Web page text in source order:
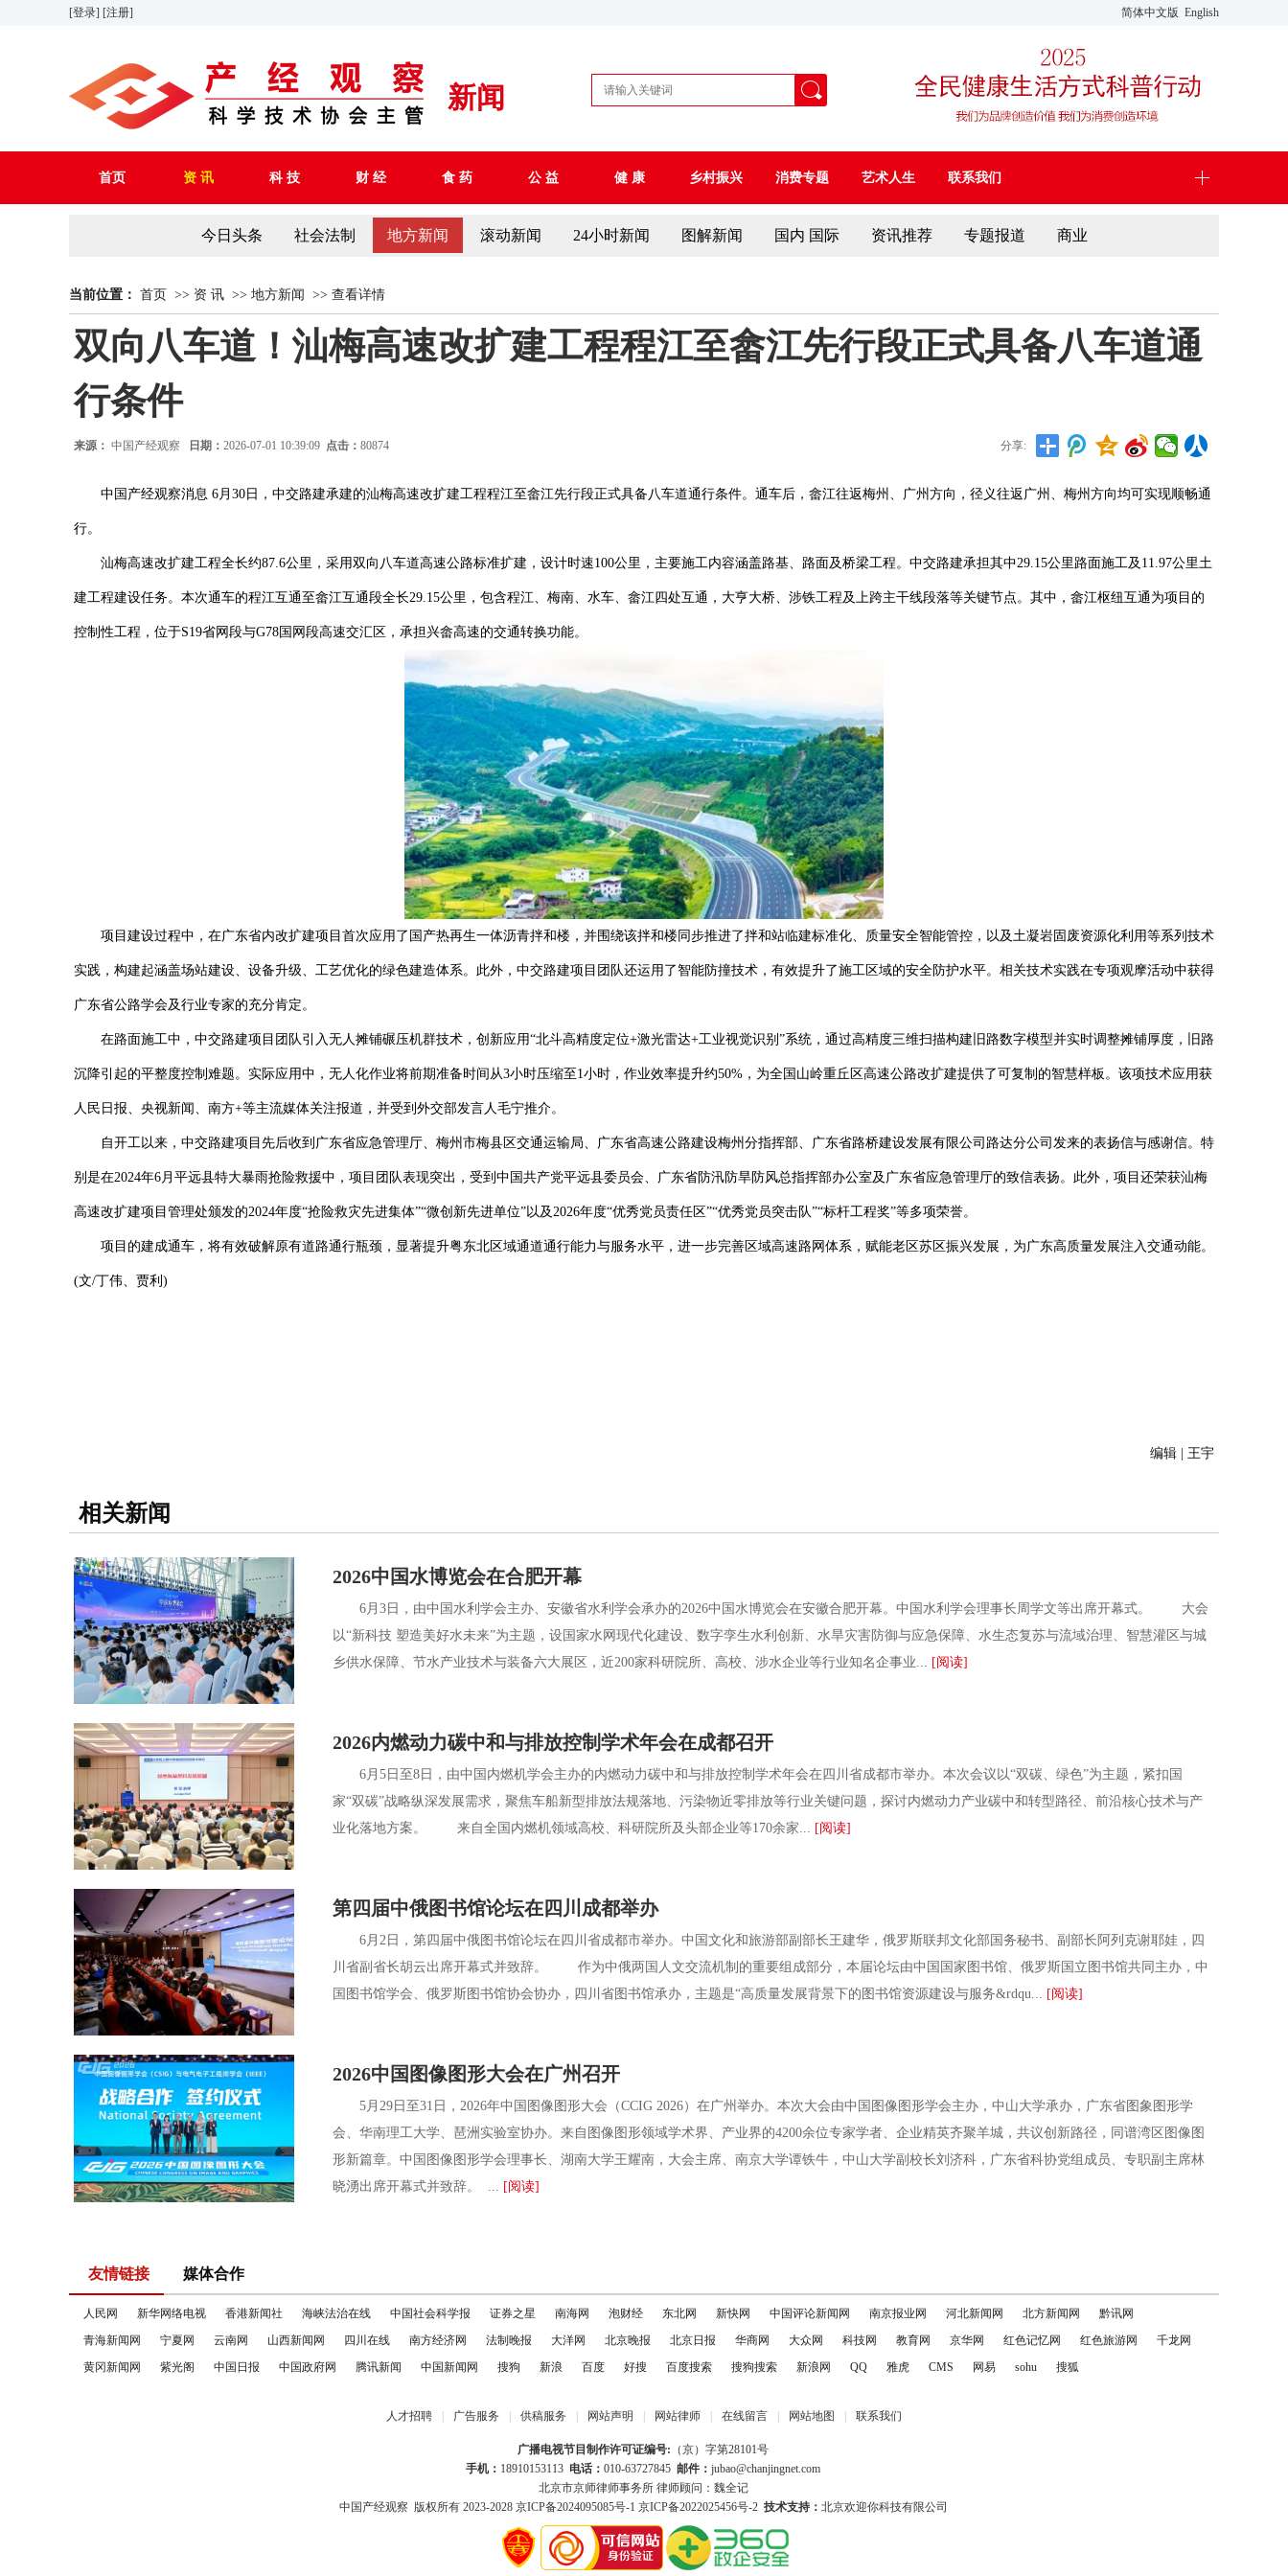
[登录] [注册] 简体中文版 English
新闻
首页 资 讯 科 技 财 经 食 药 公 益 健 康 乡村振兴 消费专题 艺术人生 联系我们
今日头条 社会法制 地方新闻 滚动新闻 24小时新闻 图解新闻 国内 国际 资讯推荐 专题报道 商业
当前位置： 首页 >> 资 讯 >> 地方新闻 >> 查看详情
双向八车道！汕梅高速改扩建工程程江至畲江先行段正式具备八车道通
行条件
来源： 中国产经观察 日期： 2026-07-01 10:39:09 点击： 80874 分享:
中国产经观察消息 6月30日，中交路建承建的汕梅高速改扩建工程程江至畲江先行段正式具备八车道通行条件。通车后，畲江往返梅州、广州方向，径义往返广州、梅州方向均可实现顺畅通
行。
汕梅高速改扩建工程全长约87.6公里，采用双向八车道高速公路标准扩建，设计时速100公里，主要施工内容涵盖路基、路面及桥梁工程。中交路建承担其中29.15公里路面施工及11.97公里土
建工程建设任务。本次通车的程江互通至畲江互通段全长29.15公里，包含程江、梅南、水车、畲江四处互通，大亨大桥、涉铁工程及上跨主干线段落等关键节点。其中，畲江枢纽互通为项目的
控制性工程，位于S19省网段与G78国网段高速交汇区，承担兴畲高速的交通转换功能。
项目建设过程中，在广东省内改扩建项目首次应用了国产热再生一体沥青拌和楼，并围绕该拌和楼同步推进了拌和站临建标准化、质量安全智能管控，以及土凝岩固废资源化利用等系列技术
实践，构建起涵盖场站建设、设备升级、工艺优化的绿色建造体系。此外，中交路建项目团队还运用了智能防撞技术，有效提升了施工区域的安全防护水平。相关技术实践在专项观摩活动中获得
广东省公路学会及行业专家的充分肯定。
在路面施工中，中交路建项目团队引入无人摊铺碾压机群技术，创新应用“北斗高精度定位+激光雷达+工业视觉识别”系统，通过高精度三维扫描构建旧路数字模型并实时调整摊铺厚度，旧路
沉降引起的平整度控制难题。实际应用中，无人化作业将前期准备时间从3小时压缩至1小时，作业效率提升约50%，为全国山岭重丘区高速公路改扩建提供了可复制的智慧样板。该项技术应用获
人民日报、央视新闻、南方+等主流媒体关注报道，并受到外交部发言人毛宁推介。
自开工以来，中交路建项目先后收到广东省应急管理厅、梅州市梅县区交通运输局、广东省高速公路建设梅州分指挥部、广东省路桥建设发展有限公司路达分公司发来的表扬信与感谢信。特
别是在2024年6月平远县特大暴雨抢险救援中，项目团队表现突出，受到中国共产党平远县委员会、广东省防汛防旱防风总指挥部办公室及广东省应急管理厅的致信表扬。此外，项目还荣获汕梅
高速改扩建项目管理处颁发的2024年度“抢险救灾先进集体”“微创新先进单位”以及2026年度“优秀党员责任区”“优秀党员突击队”“标杆工程奖”等多项荣誉。
项目的建成通车，将有效破解原有道路通行瓶颈，显著提升粤东北区域通道通行能力与服务水平，进一步完善区域高速路网体系，赋能老区苏区振兴发展，为广东高质量发展注入交通动能。
(文/丁伟、贾利)
编辑 | 王宇
相关新闻
2026中国水博览会在合肥开幕
6月3日，由中国水利学会主办、安徽省水利学会承办的2026中国水博览会在安徽合肥开幕。中国水利学会理事长周学文等出席开幕式。 大会
以“新科技 塑造美好水未来”为主题，设国家水网现代化建设、数字孪生水利创新、水旱灾害防御与应急保障、水生态复苏与流域治理、智慧灌区与城
乡供水保障、节水产业技术与装备六大展区，近200家科研院所、高校、涉水企业等行业知名企事业... [阅读]
2026内燃动力碳中和与排放控制学术年会在成都召开
6月5日至8日，由中国内燃机学会主办的内燃动力碳中和与排放控制学术年会在四川省成都市举办。本次会议以“双碳、绿色”为主题，紧扣国
家“双碳”战略纵深发展需求，聚焦车船新型排放法规落地、污染物近零排放等行业关键问题，探讨内燃动力产业碳中和转型路径、前沿核心技术与产
业化落地方案。 来自全国内燃机领域高校、科研院所及头部企业等170余家... [阅读]
第四届中俄图书馆论坛在四川成都举办
6月2日，第四届中俄图书馆论坛在四川省成都市举办。中国文化和旅游部副部长王建华，俄罗斯联邦文化部国务秘书、副部长阿列克谢耶娃，四
川省副省长胡云出席开幕式并致辞。 作为中俄两国人文交流机制的重要组成部分，本届论坛由中国国家图书馆、俄罗斯国立图书馆共同主办，中
国图书馆学会、俄罗斯图书馆协会协办，四川省图书馆承办，主题是“高质量发展背景下的图书馆资源建设与服务&rdqu... [阅读]
2026中国图像图形大会在广州召开
5月29日至31日，2026年中国图像图形大会（CCIG 2026）在广州举办。本次大会由中国图像图形学会主办，中山大学承办，广东省图象图形学
会、华南理工大学、琶洲实验室协办。来自图像图形领域学术界、产业界的4200余位专家学者、企业精英齐聚羊城，共议创新路径，同谱湾区图像图
形新篇章。中国图像图形学会理事长、湖南大学王耀南，大会主席、南京大学谭铁牛，中山大学副校长刘济科，广东省科协党组成员、专职副主席林
晓湧出席开幕式并致辞。 ... [阅读]
友情链接 媒体合作
人民网 新华网络电视 香港新闻社 海峡法治在线 中国社会科学报 证券之星 南海网 泡财经 东北网 新快网 中国评论新闻网 南京报业网 河北新闻网 北方新闻网
黔讯网
青海新闻网
宁夏网 云南网 山西新闻网 四川在线 南方经济网 法制晚报 大洋网 北京晚报 北京日报 华商网 大众网 科技网 教育网 京华网 红色记忆网 红色旅游网
千龙网
黄冈新闻网
紫光阁 中国日报 中国政府网 腾讯新闻 中国新闻网 搜狗 新浪 百度 好搜 百度搜索 搜狗搜索 新浪网 QQ 雅虎 CMS 网易 sohu 搜狐
人才招聘 | 广告服务 | 供稿服务 | 网站声明 | 网站律师 | 在线留言 | 网站地图 | 联系我们
广播电视节目制作许可证编号: （京）字第28101号
手机： 18910153113 电话： 010-63727845 邮件： jubao@chanjingnet.com
北京市京师律师事务所 律师顾问：魏全记
中国产经观察 版权所有 2023-2028 京ICP备2024095085号-1 京ICP备2022025456号-2 技术支持： 北京欢迎你科技有限公司